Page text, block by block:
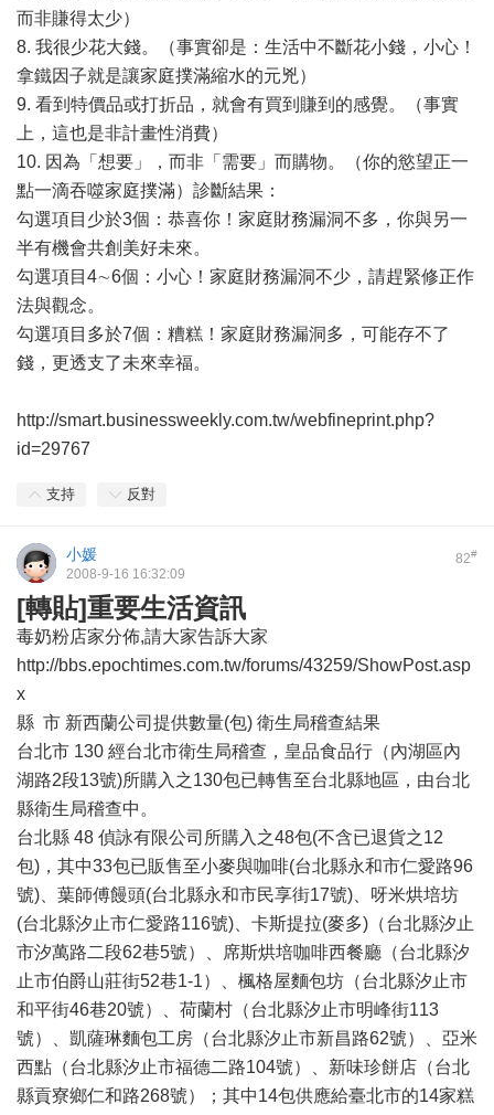
而非賺得太少）
8. 我很少花大錢。（事實卻是：生活中不斷花小錢，小心！
拿鐵因子就是讓家庭撲滿縮水的元兇）
9. 看到特價品或打折品，就會有買到賺到的感覺。（事實
上，這也是非計畫性消費）
10. 因為「想要」，而非「需要」而購物。（你的慾望正一
點一滴吞噬家庭撲滿）診斷結果：
勾選項目少於3個：恭喜你！家庭財務漏洞不多，你與另一
半有機會共創美好未來。
勾選項目4∼6個：小心！家庭財務漏洞不少，請趕緊修正作
法與觀念。
勾選項目多於7個：糟糕！家庭財務漏洞多，可能存不了
錢，更透支了未來幸福。
http://smart.businessweekly.com.tw/webfineprint.php?
id=29767
支持 反對
82#
小媛
2008-9-16 16:32:09
[轉貼]重要生活資訊
毒奶粉店家分佈,請大家告訴大家
http://bbs.epochtimes.com.tw/forums/43259/ShowPost.asp
x
縣 市 新西蘭公司提供數量(包) 衛生局稽查結果
台北市 130 經台北市衛生局稽查，皇品食品行（內湖區內
湖路2段13號)所購入之130包已轉售至台北縣地區，由台北
縣衛生局稽查中。
台北縣 48 偵詠有限公司所購入之48包(不含已退貨之12
包)，其中33包已販售至小麥與咖啡(台北縣永和市仁愛路96
號)、葉師傅饅頭(台北縣永和市民享街17號)、呀米烘培坊
(台北縣汐止市仁愛路116號)、卡斯提拉(麥多)（台北縣汐止
市汐萬路二段62巷5號）、席斯烘培咖啡西餐廳（台北縣汐
止市伯爵山莊街52巷1-1）、楓格屋麵包坊（台北縣汐止市
和平街46巷20號）、荷蘭村（台北縣汐止市明峰街113
號）、凱薩琳麵包工房（台北縣汐止市新昌路62號）、亞米
西點（台北縣汐止市福德二路104號）、新味珍餅店（台北
縣貢寮鄉仁和路268號）；其中14包供應給臺北市的14家糕